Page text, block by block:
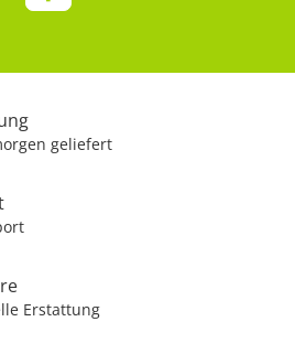
geliefert
Erstattung